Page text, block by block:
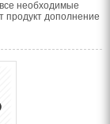
необходимые
продукт дополнение